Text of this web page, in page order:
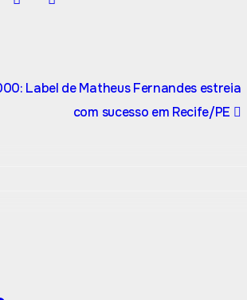
Label de Matheus Fernandes estreia
com sucesso em Recife/PE